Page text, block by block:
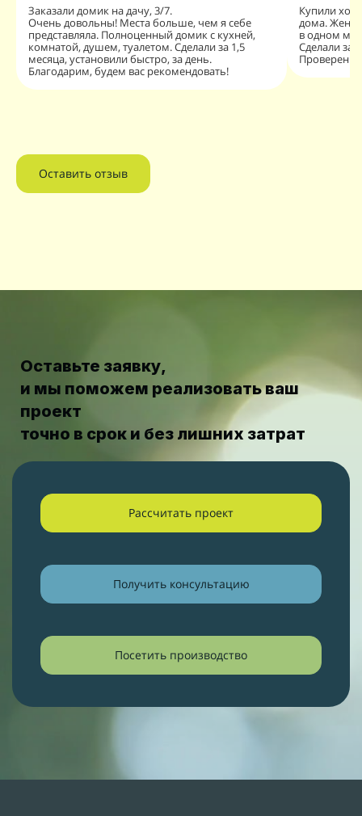
Заказали домик на дачу, 3/7.
Очень довольны! Места больше, чем я себе
представляла. Полноценный домик с кухней,
комнатой, душем, туалетом. Сделали за 1,5
месяца, установили быстро, за день.
Благодарим, будем вас рекомендовать!
Купили
дома. Жена
в одном
Сделали за
Оставить отзыв
Оставьте заявку,
и мы поможем реализовать ваш
проект
точно в срок и без лишних затрат
Рассчитать проект
Получить консультацию
Посетить производство